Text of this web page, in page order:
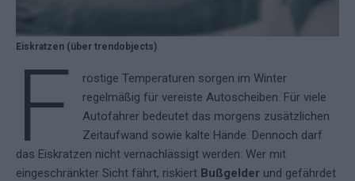
Eiskratzen (über trendobjects)
F
rostige Temperaturen sorgen im Winter
regelmäßig für vereiste Autoscheiben. Für viele
Autofahrer bedeutet das morgens zusätzlichen
Zeitaufwand sowie kalte Hände. Dennoch darf
das Eiskratzen nicht vernachlässigt werden: Wer mit
eingeschränkter Sicht fährt, riskiert Bußgelder und gefährdet